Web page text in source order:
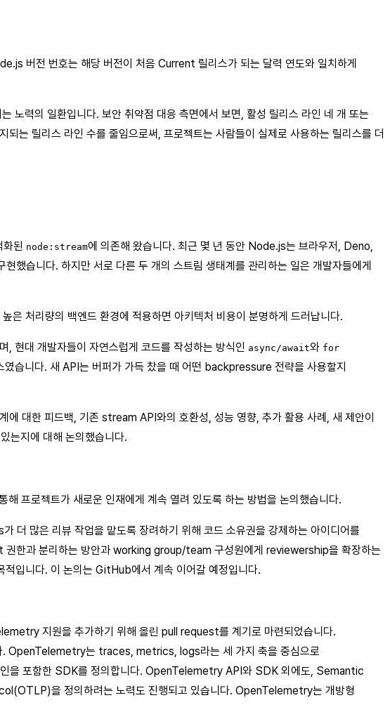
버전 번호는 해당 버전이 처음 Current 릴리스가 되는 달력 연도와 일치하게
노력의 일환입니다. 보안 취약점 대응 측면에서 보면, 활성 릴리스 라인 네 개 또는
는 릴리스 라인 수를 줄임으로써, 프로젝트는 사람들이 실제로 사용하는 릴리스를 더
된 node:stream에 의존해 왔습니다. 최근 몇 년 동안 Node.js는 브라우저, Deno,
습니다. 하지만 서로 다른 두 개의 스트림 생태계를 관리하는 일은 개발자들에게
처리량의 백엔드 환경에 적용하면 아키텍처 비용이 분명하게 드러납니다.
대 개발자들이 자연스럽게 코드를 작성하는 방식인 async/await와 for
습니다. 새 API는 버퍼가 가득 찼을 때 어떤 backpressure 전략을 사용할지
대한 피드백, 기존 stream API와의 호환성, 성능 영향, 추가 활용 사례, 새 제안이
는지에 대해 논의했습니다.
프로젝트가 새로운 인재에게 계속 열려 있도록 하는 방법을 논의했습니다.
더 많은 리뷰 작업을 맡도록 장려하기 위해 코드 소유권을 강제하는 아이디어를
한과 분리하는 방안과 working group/team 구성원에게 reviewership을 확장하는
입니다. 이 논의는 GitHub에서 계속 이어갈 예정입니다.
지원을 추가하기 위해 올린 pull request를 계기로 마련되었습니다.
OpenTelemetry는 traces, metrics, logs라는 세 가지 축을 중심으로
을 포함한 SDK를 정의합니다. OpenTelemetry API와 SDK 외에도, Semantic
을 정의하려는 노력도 진행되고 있습니다. OpenTelemetry는 개방형